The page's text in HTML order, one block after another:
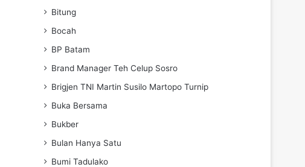
Bitung
Bocah
BP Batam
Brand Manager Teh Celup Sosro
Brigjen TNI Martin Susilo Martopo Turnip
Buka Bersama
Bukber
Bulan Hanya Satu
Bumi Tadulako